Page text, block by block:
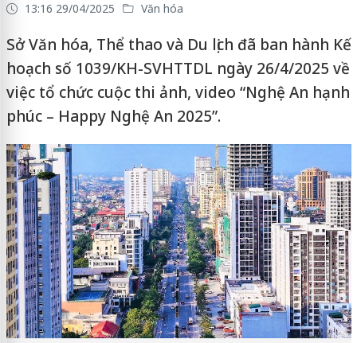
13:16 29/04/2025 Văn hóa
Sở Văn hóa, Thể thao và Du lịch đã ban hành Kế
hoạch số 1039/KH-SVHTTDL ngày 26/4/2025 về
việc tổ chức cuộc thi ảnh, video “Nghệ An hạnh
phúc – Happy Nghệ An 2025”.